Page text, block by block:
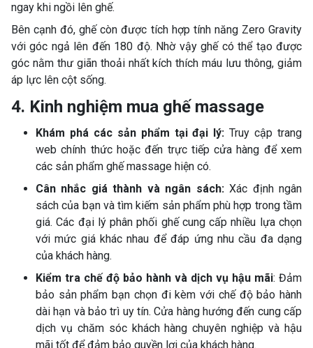
ngay khi ngồi lên ghế.
Bên cạnh đó, ghế còn được tích hợp tính năng Zero Gravity
với góc ngả lên đến 180 độ. Nhờ vậy ghế có thể tạo được
góc nằm thư giãn thoải nhất kích thích máu lưu thông, giảm
áp lực lên cột sống.
4. Kinh nghiệm mua ghế massage
Khám phá các sản phẩm tại đại lý:Truy cập trang
web chính thức hoặc đến trực tiếp cửa hàng để xem
các sản phẩm ghế massage hiện có.
Cân nhắc giá thành và ngân sách:Xác định ngân
sách của bạn và tìm kiếm sản phẩm phù hợp trong tầm
giá. Các đại lý phân phối ghế cung cấp nhiều lựa chọn
với mức giá khác nhau để đáp ứng nhu cầu đa dạng
của khách hàng.
Kiểm tra chế độ bảo hành và dịch vụ hậu mãi: Đảm
bảo sản phẩm bạn chọn đi kèm với chế độ bảo hành
dài hạn và bảo trì uy tín. Cửa hàng hướng đến cung cấp
dịch vụ chăm sóc khách hàng chuyên nghiệp và hậu
mãi tốt để đảm bảo quyền lợi của khách hàng.